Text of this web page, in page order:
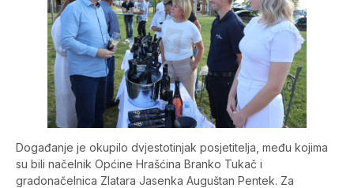
Događanje je okupilo dvjestotinjak posjetitelja, među kojima
su bili načelnik Općine Hrašćina Branko Tukač i
gradonačelnica Zlatara Jasenka Auguštan Pentek. Za